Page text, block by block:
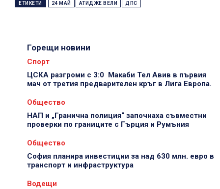
ЕТИКЕТИ 24 МАЙ АТИДЖЕ ВЕЛИ ДПС
Горещи новини
Спорт
ЦСКА разгроми с 3:0 Макаби Тел Авив в първия
мач от третия предварителен кръг в Лига Европа.
Общество
НАП и „Гранична полиция“ започнаха съвместни
проверки по границите с Гърция и Румъния
Общество
София планира инвестиции за над 630 млн. евро в
транспорт и инфраструктура
Водещи